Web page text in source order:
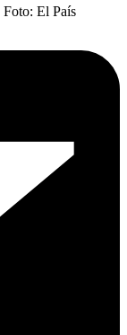
Foto: El País